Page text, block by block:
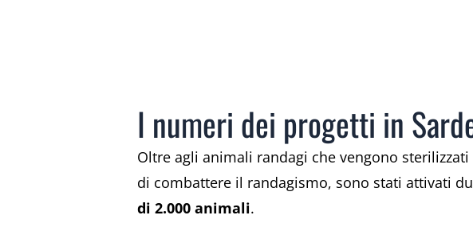
I numeri dei progetti in
Oltre agli animali randagi che vengono
di combattere il randagismo, sono stati attivati
di 2.000 animali.